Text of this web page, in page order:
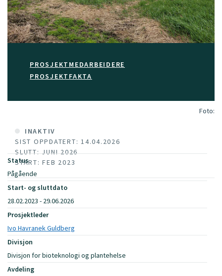
PROSJEKTMEDARBEIDERE
PROSJEKTFAKTA
Foto:
INAKTIV
SIST OPPDATERT: 14.04.2026
SLUTT: JUNI 2026
START: FEB 2023
Status
Pågående
Start- og sluttdato
28.02.2023 - 29.06.2026
Prosjektleder
Ivo Havranek Guldberg
Divisjon
Divisjon for bioteknologi og plantehelse
Avdeling